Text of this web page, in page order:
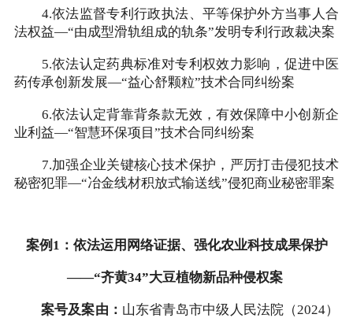
4.依法监督专利行政执法、平等保护外方当事人合
法权益—“由成型滑轨组成的轨条”发明专利行政裁决案
5.依法认定药典标准对专利权效力影响，促进中医
药传承创新发展—“益心舒颗粒”技术合同纠纷案
6.依法认定背靠背条款无效，有效保障中小创新企
业利益—“智慧环保项目”技术合同纠纷案
7.加强企业关键核心技术保护，严厉打击侵犯技术
秘密犯罪—“冶金线材积放式输送线”侵犯商业秘密罪案
案例1：依法运用网络证据、强化农业科技成果保护
——“齐黄34”大豆植物新品种侵权案
案号及案由： 山东省青岛市中级人民法院（2024）